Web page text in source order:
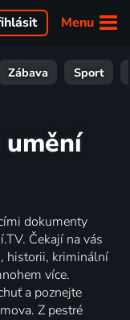
Menu
Zábava Sport
dokumenty
Čekají na vás
historii, kriminální
více.
a poznejte
Z pestré